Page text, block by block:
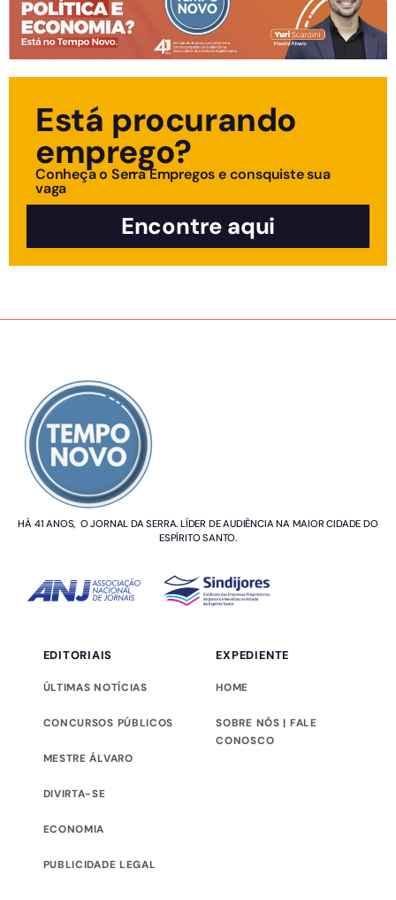
Está procurando
emprego?
Conheça o Serra Empregos e consquiste sua
vaga
Encontre aqui
HÁ 41 ANOS, O JORNAL DA SERRA. LÍDER DE AUDIÊNCIA NA MAIOR CIDADE DO
ESPÍRITO SANTO.
EDITORIAIS
ÚLTIMAS NOTÍCIAS
CONCURSOS PÚBLICOS
MESTRE ÁLVARO
DIVIRTA-SE
ECONOMIA
PUBLICIDADE LEGAL
EXPEDIENTE
HOME
SOBRE NÓS | FALE
CONOSCO